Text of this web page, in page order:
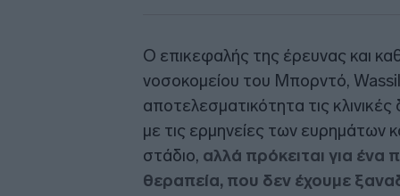
Ο επικεφαλής της έρευνας και
νοσοκομείου του Μπορντό,
αποτελεσματικότητα τις
με τις ερμηνείες των ευρημάτων
στάδιο, αλλά πρόκειται για
θεραπεία, που δεν έχουμε